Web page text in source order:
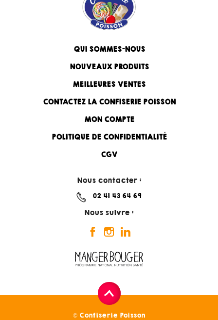
QUI SOMMES-NOUS
NOUVEAUX PRODUITS
MEILLEURES VENTES
CONTACTEZ LA CONFISERIE POISSON
MON COMPTE
POLITIQUE DE CONFIDENTIALITÉ
CGV
Nous contacter :
02 41 43 64 69
Nous suivre :
© Confiserie Poisson